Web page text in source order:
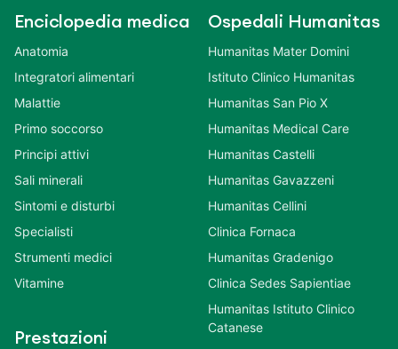
Enciclopedia medica
Anatomia
Integratori alimentari
Malattie
Primo soccorso
Principi attivi
Sali minerali
Sintomi e disturbi
Specialisti
Strumenti medici
Vitamine
Prestazioni
Ospedali Humanitas
Humanitas Mater Domini
Istituto Clinico Humanitas
Humanitas San Pio X
Humanitas Medical Care
Humanitas Castelli
Humanitas Gavazzeni
Humanitas Cellini
Clinica Fornaca
Humanitas Gradenigo
Clinica Sedes Sapientiae
Humanitas Istituto Clinico
Catanese